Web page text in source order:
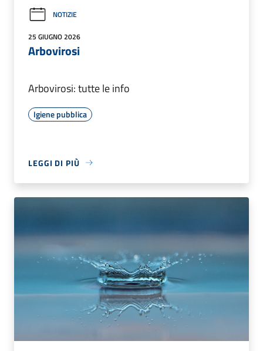
NOTIZIE
25 GIUGNO 2026
Arbovirosi
Arbovirosi: tutte le info
Igiene pubblica
LEGGI DI PIÙ